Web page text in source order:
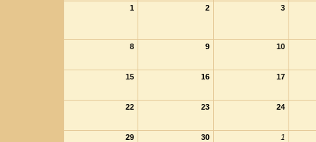
1 2 3
8 9 10
15 16 17
22 23 24
29 30 1